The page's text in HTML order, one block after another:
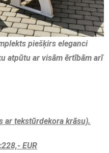
piešķirs eleganci
atpūtu ar visām ērtībām arī
ar tekstūrdekora krāsu).
:228,- EUR